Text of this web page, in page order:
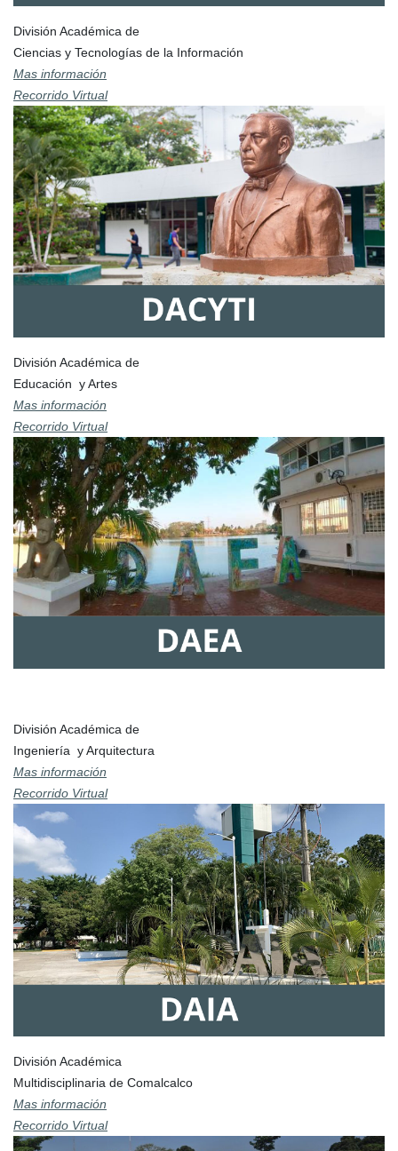
División Académica de
Ciencias y Tecnologías de la Información
Mas información
Recorrido Virtual
División Académica de
Educación y Artes
Mas información
Recorrido Virtual
División Académica de
Ingeniería y Arquitectura
Mas información
Recorrido Virtual
División Académica
Multidisciplinaria de Comalcalco
Mas información
Recorrido Virtual